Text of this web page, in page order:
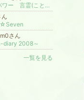
開運パワー 言霊(ことだま)であなたの運命は変わる！「アメブロ 言葉のセラピスト夏湖」
さん
diary 2008～
一覧を見る